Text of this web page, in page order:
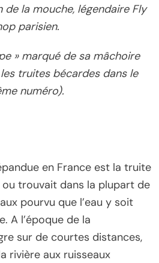
de la mouche, légendaire Fly
parisien.
» marqué de sa mâchoire
truites bécardes dans le
numéro).
en France est la truite
ou trouvait dans la plupart de
pourvu que l’eau y soit
A l’époque de la
sur de courtes distances,
rivière aux ruisseaux